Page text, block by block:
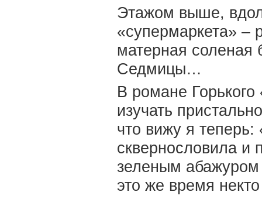
Этажом выше,
«супермаркета» –
матерная соленая
Седмицы…
В романе
изучать
что вижу я
сквернословила
зеленым
это же время